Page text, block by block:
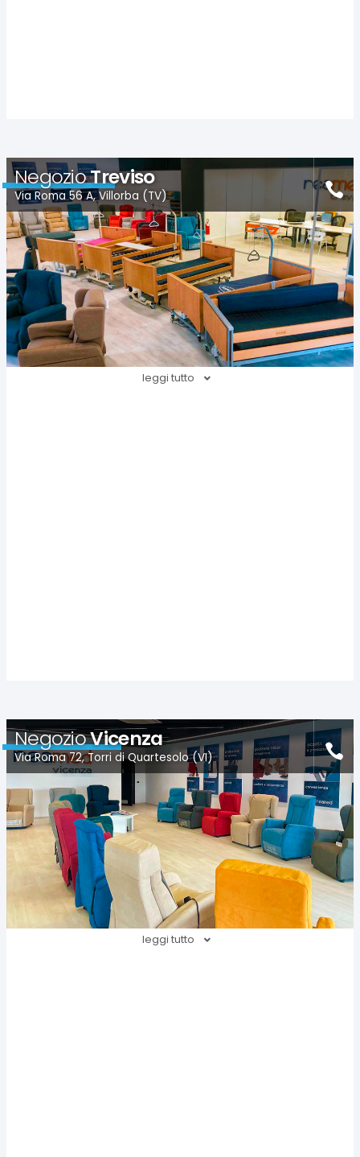
NegozioTreviso
Via Roma 56 A, Villorba (TV)
leggi tutto
NegozioVicenza
Via Roma 72, Torri di Quartesolo (VI)
leggi tutto